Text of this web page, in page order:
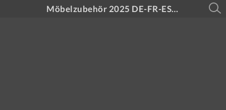
Möbelzubehör 2025 DE-FR-ES-RO